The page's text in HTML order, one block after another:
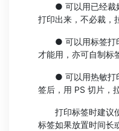
● 可以用已经裁好
打印出来，不必裁，
● 可以用标签打印
才能用，亦可自制标
● 可以用热敏打印
签后，用 PS 切片，
打印标签时建议使
标签如果放置时间长